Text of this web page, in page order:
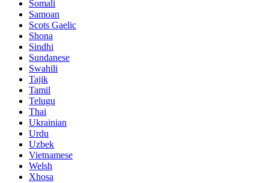
Somali
Samoan
Scots Gaelic
Shona
Sindhi
Sundanese
Swahili
Tajik
Tamil
Telugu
Thai
Ukrainian
Urdu
Uzbek
Vietnamese
Welsh
Xhosa